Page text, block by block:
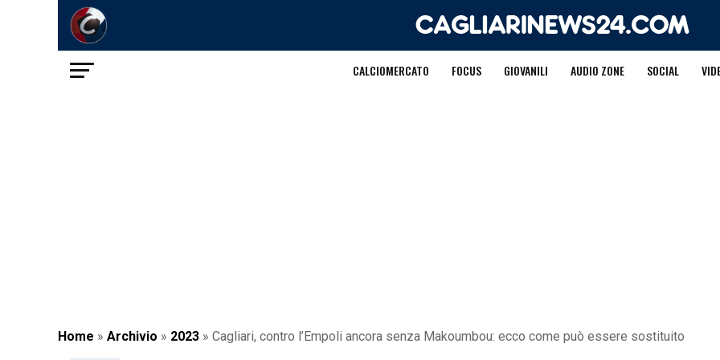
CALCIOMERCATO FOCUS GIOVANILI AUDIO ZONE SOCIAL
Home » Archivio » 2023 » Cagliari, contro l’Empoli ancora senza Makoumbou: ecco come può essere sostituito